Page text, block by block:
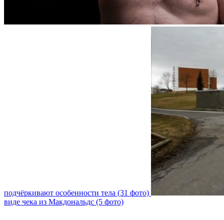
подчёркивают особенности тела (31 фото)
виде чека из Макдональдс (5 фото)